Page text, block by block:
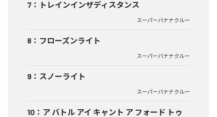
7 ： トレインインザディスタンス
スーパーバナナクルー
8 ： フローズンライト
スーパーバナナクルー
9 ： スノーライト
スーパーバナナクルー
10 ： ア バトル アイ キャント ア フォード トゥ